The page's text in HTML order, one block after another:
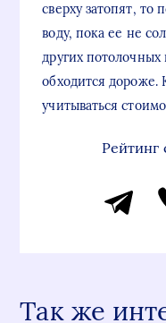
сверху затопят, то
воду, пока ее не
других
обходится дороже.
учитываться
Рейтинг
Так же